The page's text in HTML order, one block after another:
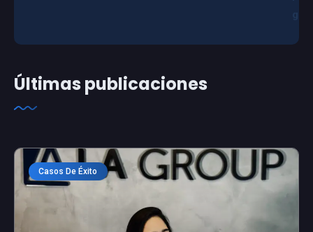
Últimas publicaciones
Casos De Éxito